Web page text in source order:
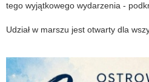
tego wyjątkowego wydarzenia -
Udział w marszu jest otwarty dla